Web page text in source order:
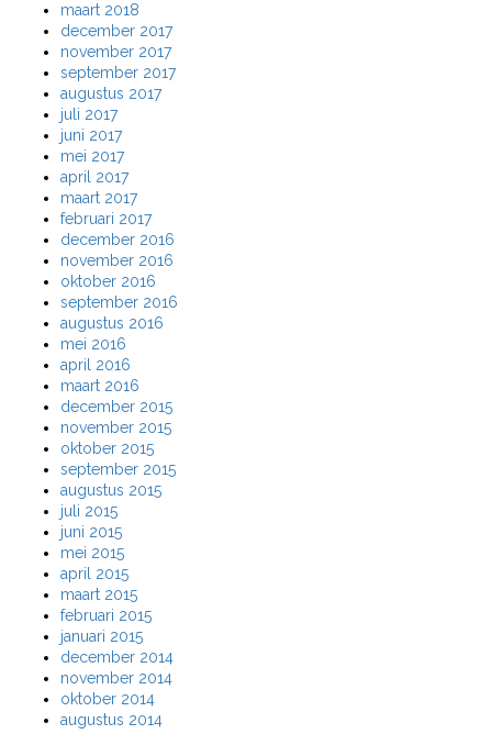
maart 2018
december 2017
november 2017
september 2017
augustus 2017
juli 2017
juni 2017
mei 2017
april 2017
maart 2017
februari 2017
december 2016
november 2016
oktober 2016
september 2016
augustus 2016
mei 2016
april 2016
maart 2016
december 2015
november 2015
oktober 2015
september 2015
augustus 2015
juli 2015
juni 2015
mei 2015
april 2015
maart 2015
februari 2015
januari 2015
december 2014
november 2014
oktober 2014
augustus 2014